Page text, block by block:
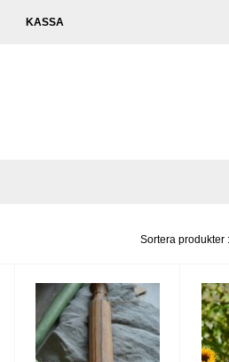
KASSA
Sortera produkter :